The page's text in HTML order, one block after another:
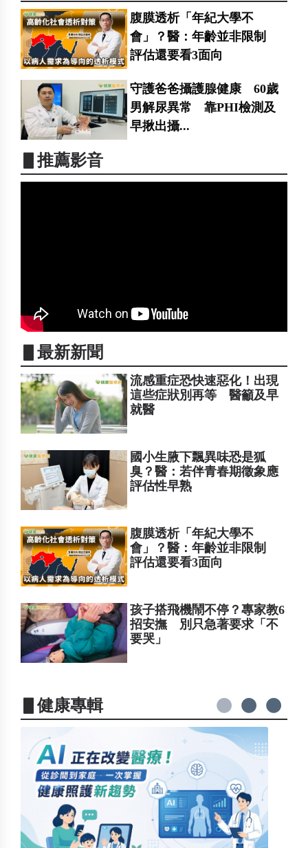
腹膜透析「年紀大學不
會」？醫：年齡並非限制
評估還要看3面向
守護爸爸攝護腺健康 60歲
男解尿異常 靠PHI檢測及
早揪出攝...
▋推薦影音
▋最新新聞
流感重症恐快速惡化！出現
這些症狀別再等 醫籲及早
就醫
國小生腋下飄異味恐是狐
臭？醫：若伴青春期徵象應
評估性早熟
腹膜透析「年紀大學不
會」？醫：年齡並非限制
評估還要看3面向
孩子搭飛機鬧不停？專家教6
招安撫 別只急著要求「不
要哭」
▋健康專輯